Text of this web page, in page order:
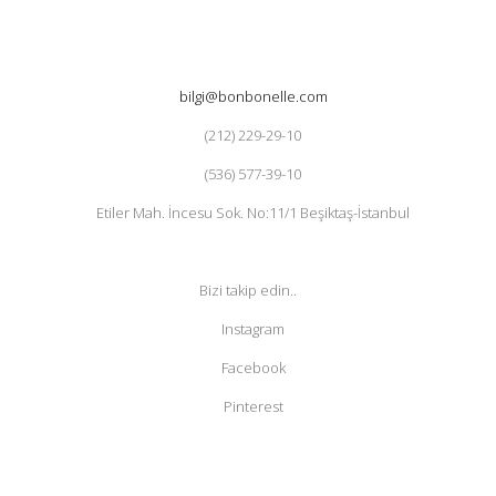
bilgi@bonbonelle.com
(212) 229-29-10
(536) 577-39-10
Etiler Mah. İncesu Sok. No:11/1 Beşiktaş-İstanbul
Bizi takip edin..
Instagram
Facebook
Pinterest